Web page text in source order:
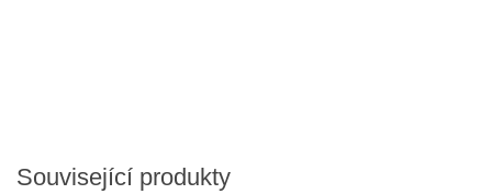
Související produkty